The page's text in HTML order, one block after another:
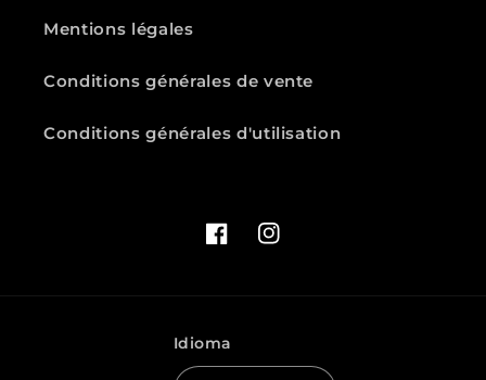
Mentions légales
Conditions générales de vente
Conditions générales d'utilisation
FacebookInstagram
Idioma